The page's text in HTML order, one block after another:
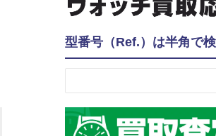
型番号（Ref.）は半角で